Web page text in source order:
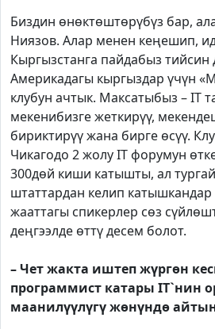
Биздин өнөктөштөрүбүз бар,
Ниязов. Алар менен кеңешип,
Кыргызстанга пайдабыз тийсин
Америкадагы кыргыздар үчүн
клубун ачтык. Максатыбыз – IT
мекенибизге жеткирүү,
бириктирүү жана бирге өсүү.
Чикагодо 2 жолу IT форумун
300дөй киши катышты, ал
штаттардан келип катышкандар
жааттагы спикерлер сөз
деңгээлде өттү десем болот.
– Чет жакта иштеп жүргөн
программист катары IT`нин
маанилүүлүгү жөнүндө